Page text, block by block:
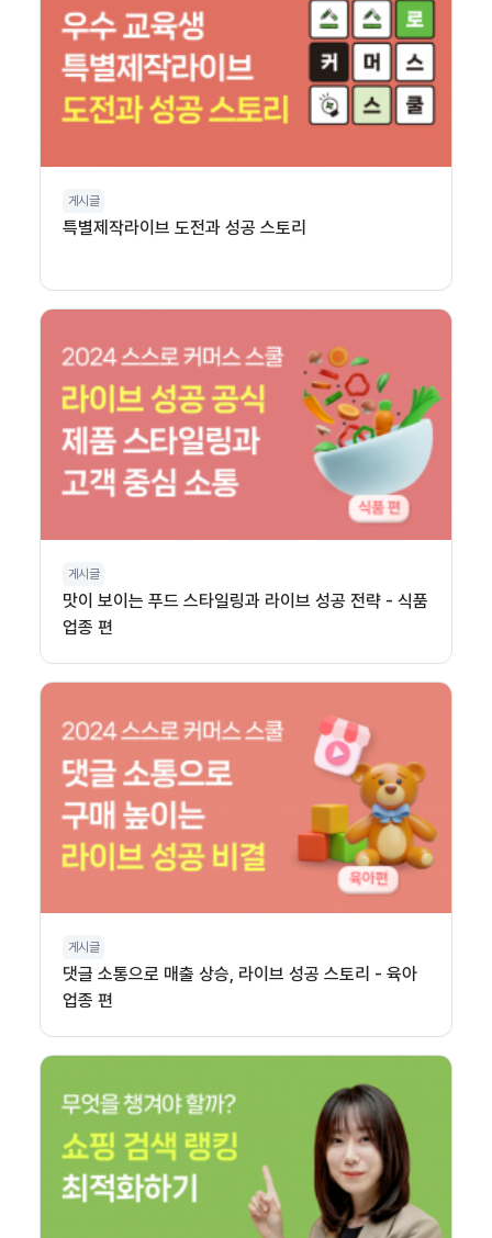
게시글
특별제작라이브 도전과 성공 스토리
게시글
맛이 보이는 푸드 스타일링과 라이브 성공 전략 - 식품
업종 편
게시글
댓글 소통으로 매출 상승, 라이브 성공 스토리 - 육아
업종 편